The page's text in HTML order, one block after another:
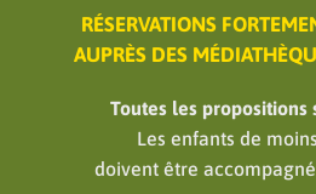
RÉSERVATIONS
AUPRÈS DES
Toutes les propositions
Les enfants de
doivent être